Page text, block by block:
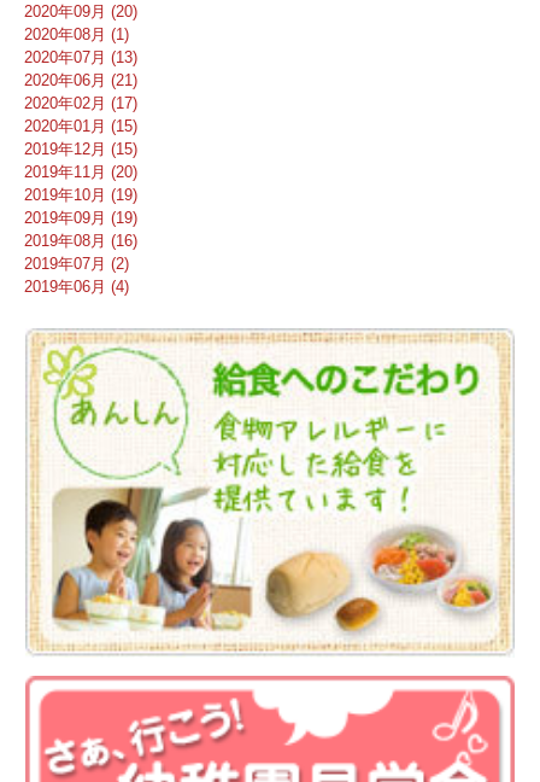
2020年09月 (20)
2020年08月 (1)
2020年07月 (13)
2020年06月 (21)
2020年02月 (17)
2020年01月 (15)
2019年12月 (15)
2019年11月 (20)
2019年10月 (19)
2019年09月 (19)
2019年08月 (16)
2019年07月 (2)
2019年06月 (4)